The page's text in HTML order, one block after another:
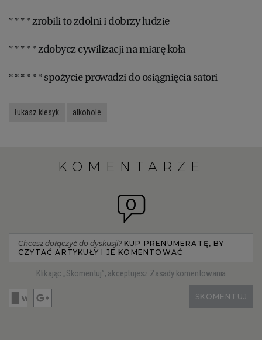
* * * * zrobili to zdolni i dobrzy ludzie
* * * * * zdobycz cywilizacji na miarę koła
* * * * * * spożycie prowadzi do osiągnięcia satori
łukasz klesyk alkohole
KOMENTARZE
0
Chcesz dołączyć do dyskusji? KUP PRENUMERATĘ, BY
CZYTAĆ ARTYKUŁY I JE KOMENTOWAĆ
Klikając „Skomentuj”, akceptujesz Zasady komentowania
SKOMENTUJ